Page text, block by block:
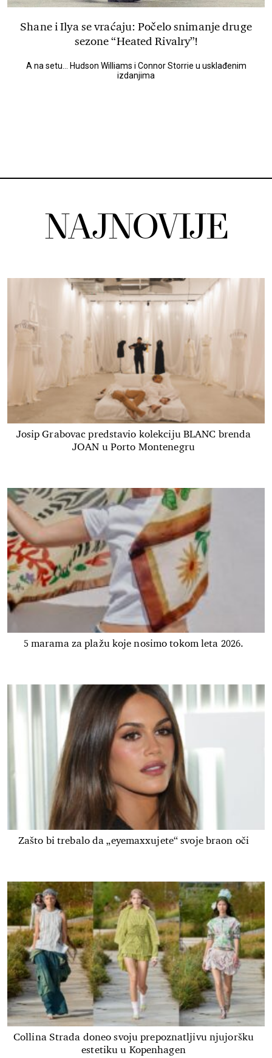
Shane i Ilya se vraćaju: Počelo snimanje druge
sezone “Heated Rivalry”!
A na setu... Hudson Williams i Connor Storrie u usklađenim
izdanjima
NAJNOVIJE
Josip Grabovac predstavio kolekciju BLANC brenda
JOAN u Porto Montenegru
5 marama za plažu koje nosimo tokom leta 2026.
Zašto bi trebalo da „eyemaxxujete“ svoje braon oči
Collina Strada doneo svoju prepoznatljivu njujoršku
estetiku u Kopenhagen